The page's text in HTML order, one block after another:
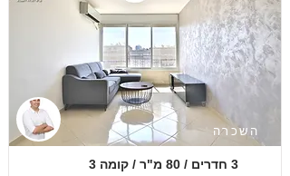
השכרה
3 חדרים / 80 מ"ר / קומה 3